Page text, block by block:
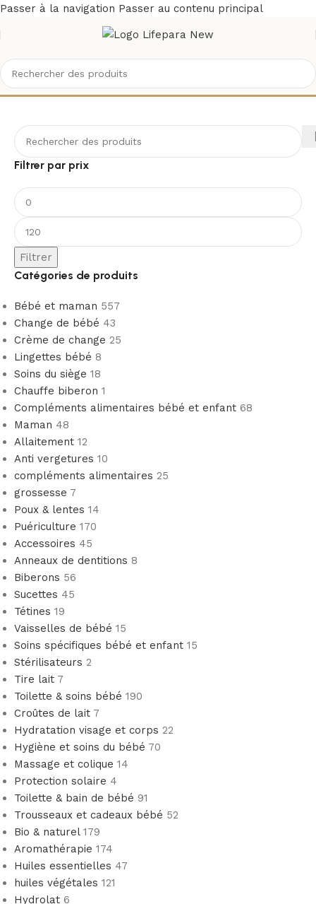
Passer à la navigation Passer au contenu principal
LIRENE
Filtrer par prix
Filtrer
Catégories de produits
Bébé et maman 557
Change de bébé 43
Crème de change 25
Lingettes bébé 8
Soins du siège 18
Chauffe biberon 1
Compléments alimentaires bébé et enfant 68
Maman 48
Allaitement 12
Anti vergetures 10
compléments alimentaires 25
grossesse 7
Poux & lentes 14
Puériculture 170
Accessoires 45
Anneaux de dentitions 8
Biberons 56
Sucettes 45
Tétines 19
Vaisselles de bébé 15
Soins spécifiques bébé et enfant 15
Stérilisateurs 2
Tire lait 7
Toilette & soins bébé 190
Croûtes de lait 7
Hydratation visage et corps 22
Hygiène et soins du bébé 70
Massage et colique 14
Protection solaire 4
Toilette & bain de bébé 91
Trousseaux et cadeaux bébé 52
Bio & naturel 179
Aromathérapie 174
Huiles essentielles 47
huiles végétales 121
Hydrolat 6